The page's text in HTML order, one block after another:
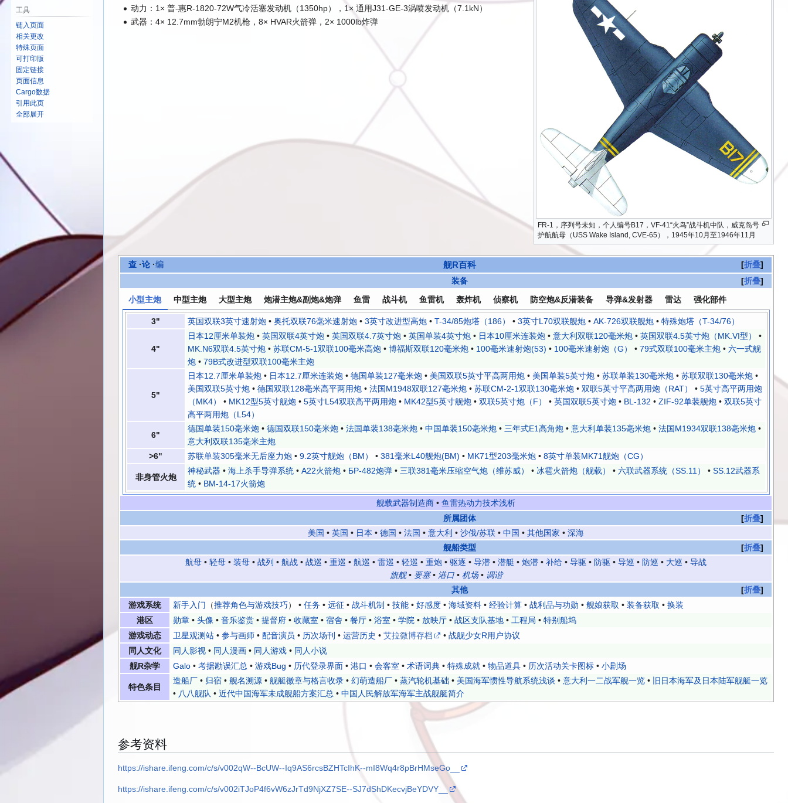
FR-1，序列号未知，个人编号B17，VF-41“火鸟”战斗机中队，威克岛号
护航航母（USS Wake Island, CVE-65），1945年10月至1946年11月
动力：1× 普-惠R-1820-72W气冷活塞发动机（1350hp），1× 通用J31-GE-3涡喷发动机（7.1kN）
武器：4× 12.7mm勃朗宁M2机枪，8× HVAR火箭弹，2× 1000lb炸弹
折叠
查 ·论 ·编 舰R百科
折叠
装备
小型主炮
中型主炮 大型主炮 炮潜主炮&副炮&炮弹 鱼雷 战斗机 鱼雷机 轰炸机 侦察机 防空炮&反潜装备 导弹&发射器 雷达 强化部件
3" 英国双联3英寸速射炮 • 奥托双联76毫米速射炮 • 3英寸改进型高炮 • T-34/85炮塔（186） • 3英寸L70双联舰炮 • AK-726双联舰炮 • 特殊炮塔（T-34/76）
4"
日本12厘米单装炮 • 英国双联4英寸炮 • 英国双联4.7英寸炮 • 英国单装4英寸炮 • 日本10厘米连装炮 • 意大利双联120毫米炮 • 英国双联4.5英寸炮（MK.VI型）
•
MK.N6双联4.5英寸炮 • 苏联СМ-5-1双联100毫米高炮 • 博福斯双联120毫米炮 • 100毫米速射炮(53) • 100毫米速射炮（G） • 79式双联100毫米主炮 • 六一式舰
炮 • 79B式改进型双联100毫米主炮
5"
日本12.7厘米单装炮 • 日本12.7厘米连装炮 • 德国单装127毫米炮 • 美国双联5英寸平高两用炮 • 美国单装5英寸炮 • 苏联单装130毫米炮 • 苏联双联130毫米炮 •
美国双联5英寸炮 • 德国双联128毫米高平两用炮 • 法国M1948双联127毫米炮 • 苏联СМ-2-1双联130毫米炮 • 双联5英寸平高两用炮（RAT） • 5英寸高平两用炮
（MK4）
• MK12型5英寸舰炮 • 5英寸L54双联高平两用炮 • MK42型5英寸舰炮 • 双联5英寸炮（F） • 英国双联5英寸炮 • BL-132 • ZIF-92单装舰炮 • 双联5英寸
高平两用炮（L54）
6"
德国单装150毫米炮 • 德国双联150毫米炮 • 法国单装138毫米炮 • 中国单装150毫米炮 • 三年式E1高角炮 • 意大利单装135毫米炮 • 法国M1934双联138毫米炮 •
意大利双联135毫米主炮
>6"
苏联单装305毫米无后座力炮 • 9.2英寸舰炮（BM） • 381毫米L40舰炮(BM) • MK71型203毫米炮 • 8英寸单装MK71舰炮（CG）
非身管火炮
神秘武器 • 海上杀手导弹系统 • A22火箭炮 • БР-482炮弹 • 三联381毫米压缩空气炮（维苏威） • 冰雹火箭炮（舰载） • 六联武器系统（SS.11） • SS.12武器系
统 • BM-14-17火箭炮
舰载武器制造商 • 鱼雷热动力技术浅析
折叠
所属团体
美国 • 英国 • 日本 • 德国 • 法国 • 意大利 • 沙俄/苏联 • 中国 • 其他国家 • 深海
折叠
舰船类型
航母 • 轻母 • 装母 • 战列 • 航战 • 战巡 • 重巡 • 航巡 • 雷巡 • 轻巡 • 重炮 • 驱逐 • 导潜 • 潜艇 • 炮潜 • 补给 • 导驱 • 防驱 • 导巡 • 防巡 • 大巡 • 导战
旗舰• 要塞• 港口• 机场• 调谐
折叠
其他
游戏系统
新手入门 （推荐角色与游戏技巧） • 任务 • 远征 • 战斗机制 • 技能• 好感度• 海域资料• 经验计算• 战利品与功勋 • 舰娘获取 • 装备获取 • 换装
港区
勋章• 头像 • 音乐鉴赏• 提督府• 收藏室 • 宿舍 • 餐厅• 浴室 • 学院 • 放映厅• 战区支队基地• 工程局 • 特别船坞
游戏动态
卫星观测站• 参与画师• 配音演员 • 历次场刊 • 运营历史 • 艾拉微博存档 • 战舰少女R用户协议
同人文化
同人影视• 同人漫画• 同人游戏• 同人小说
舰R杂学
Galo• 考据勘误汇总 • 游戏Bug • 历代登录界面• 港口 • 会客室 • 术语词典• 特殊成就• 物品道具• 历次活动关卡图标• 小剧场
特色条目
造船厂• 归宿• 舰名溯源• 舰艇徽章与格言收录• 幻萌造船厂• 蒸汽轮机基础 • 美国海军惯性导航系统浅谈 • 意大利一二战军舰一览• 旧日本海军及日本陆军舰艇一览
• 八八舰队 • 近代中国海军未成舰船方案汇总 • 中国人民解放军海军主战舰艇简介
参考资料
https://ishare.ifeng.com/c/s/v002qW--BcUW--Iq9AS6rcsBZHTcIhK--mI8Wq4r8pBrHMseGo__
https://ishare.ifeng.com/c/s/v002iTJoP4f6vW6zJrTd9NjXZ7SE--SJ7dShDKecvjBeYDVY__
工具
链入页面
相关更改
特殊页面
可打印版
固定链接
页面信息
Cargo数据
引用此页
全部展开